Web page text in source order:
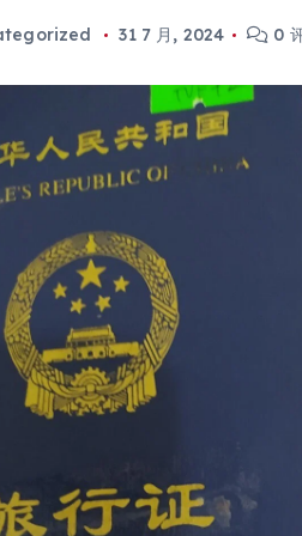
31 7 月, 2024 0